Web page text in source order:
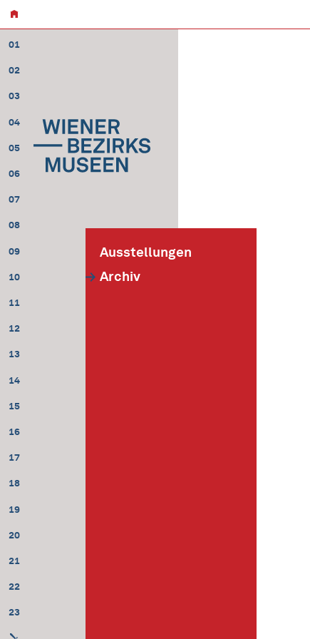
01
02
03
04
05
06
07
08
09
10
11
12
13
14
15
16
17
18
19
20
21
22
23
Ausstellungen
Archiv